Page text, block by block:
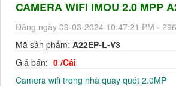
CAMERA WIFI IMOU 2.0 MPP
Đăng ngày 09-03-2024 10:47:21 PM -
Mã sản phẩm: A22EP-L-V3
Giá bán: 0 /Cái
Camera wifi trong nhà quay quét 2.0MP